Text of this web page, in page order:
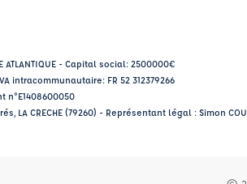
ATLANTIQUE - Capital social: 2500000€
intracommunautaire: FR 52 312379266
n°E1408600050
LA CRECHE (79260) - Représentant légal : Simon